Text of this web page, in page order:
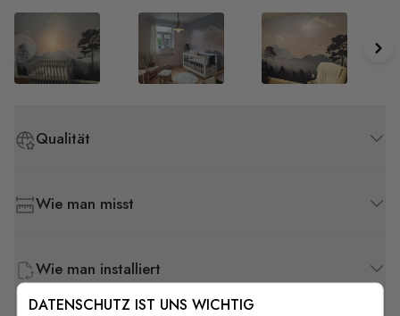
Qualität
Wie man misst
Wie man installiert
DATENSCHUTZ IST UNS WICHTIG